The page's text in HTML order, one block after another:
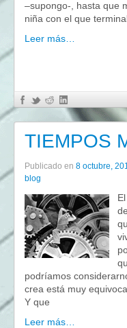
–supongo-, hasta que
niña con el que
Leer más…
TIEMPOS
Publicado en 8 octubre,
blog
podríamos
crea está muy
Y que
Leer más…